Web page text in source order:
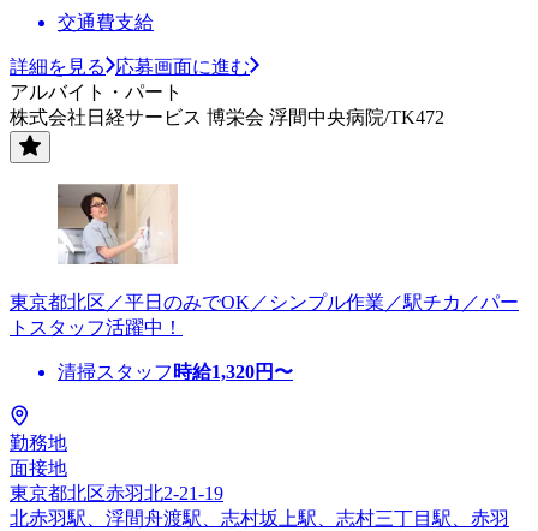
交通費支給
詳細を見る
応募画面に進む
アルバイト・パート
株式会社日経サービス 博栄会 浮間中央病院/TK472
東京都北区／平日のみでOK／シンプル作業／駅チカ／パー
トスタッフ活躍中！
清掃スタッフ 時給1,320円〜
勤務地
面接地
東京都北区赤羽北2-21-19
北赤羽駅、浮間舟渡駅、志村坂上駅、志村三丁目駅、赤羽